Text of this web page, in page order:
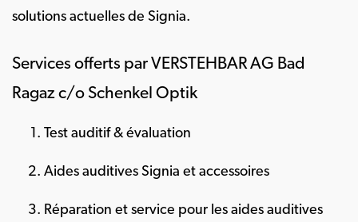
solutions actuelles de Signia.
Services offerts par VERSTEHBAR AG Bad
Ragaz c/o Schenkel Optik
Test auditif & évaluation
Aides auditives Signia et accessoires
Réparation et service pour les aides auditives